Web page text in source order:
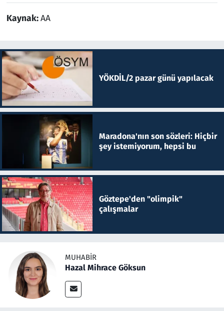
Kaynak:AA
YÖKDİL/2 pazar günü yapılacak
Maradona'nın son sözleri: Hiçbir
şey istemiyorum, hepsi bu
Göztepe'den "olimpik"
çalışmalar
MUHABIR
Hazal Mihrace Göksun